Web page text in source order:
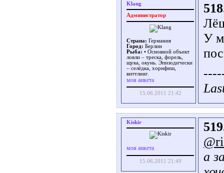
Klang
Администратор
Страна: Германия
Город: Берлин
Рыба: • Основной объект
ловли – треска, форель,
щука, окунь. Эпизодически
– селёдка, хорнфиш,
виттлинг.
моя анкета
15.06.2011 21:42
У
Kiskir
моя анкета
15.06.2011 21:49
а